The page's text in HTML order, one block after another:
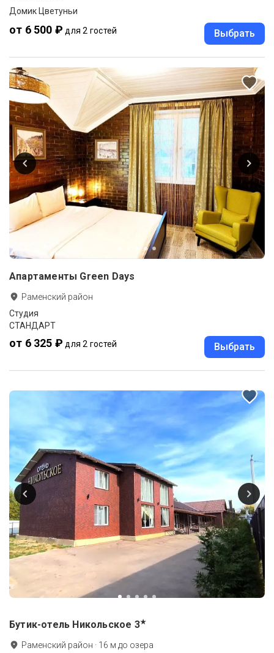
Домик Цветуньи
от 6 500 ₽ для 2 гостей Выбрать
Апартаменты Green Days
Раменский район
Студия
СТАНДАРТ
от 6 325 ₽ для 2 гостей Выбрать
Бутик-отель Никольское 3★
Раменский район · 16 м до озера